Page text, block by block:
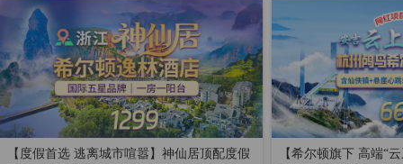
【度假首选 逃离城市喧嚣】神仙居顶配度假
【希尔顿旗下 高端“